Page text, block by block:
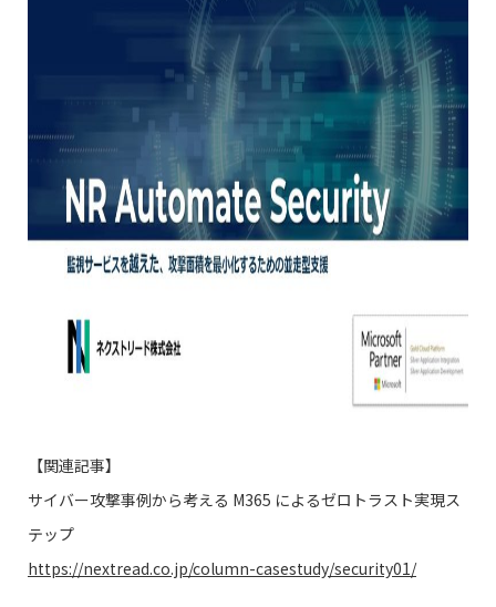
【関連記事】
サイバー攻撃事例から考える M365 によるゼロトラスト実現ス
テップ
https://nextread.co.jp/column-casestudy/security01/